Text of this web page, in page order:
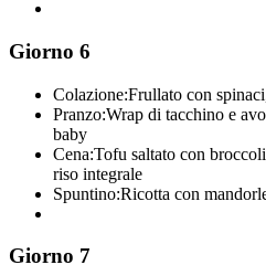
Giorno 6
Colazione:Frullato con
Pranzo:Wrap di tacchino e
baby
Cena:Tofu saltato con
riso integrale
Spuntino:Ricotta con
Giorno 7